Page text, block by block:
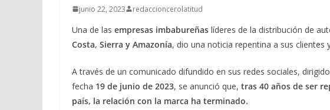
junio 22, 2023 redaccioncerolatitud
Una de las empresas imbabureñas líderes de la distribución de
Costa, Sierra y Amazonía, dio una noticia repentina a sus clientes
A través de un comunicado difundido en sus redes sociales,
fecha 19 de junio de 2023, se anunció que, tras 40 años de ser
país, la relación con la marca ha terminado.